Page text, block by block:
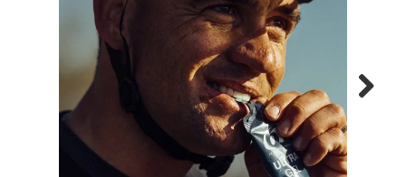
Triathlon
Fitness & Yoga